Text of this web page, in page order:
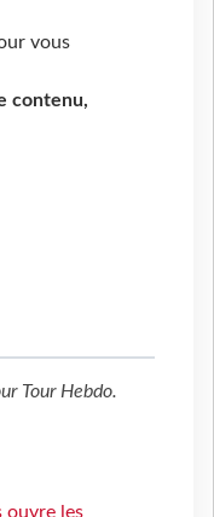
contenu,
Tour Hebdo.
ouvre les